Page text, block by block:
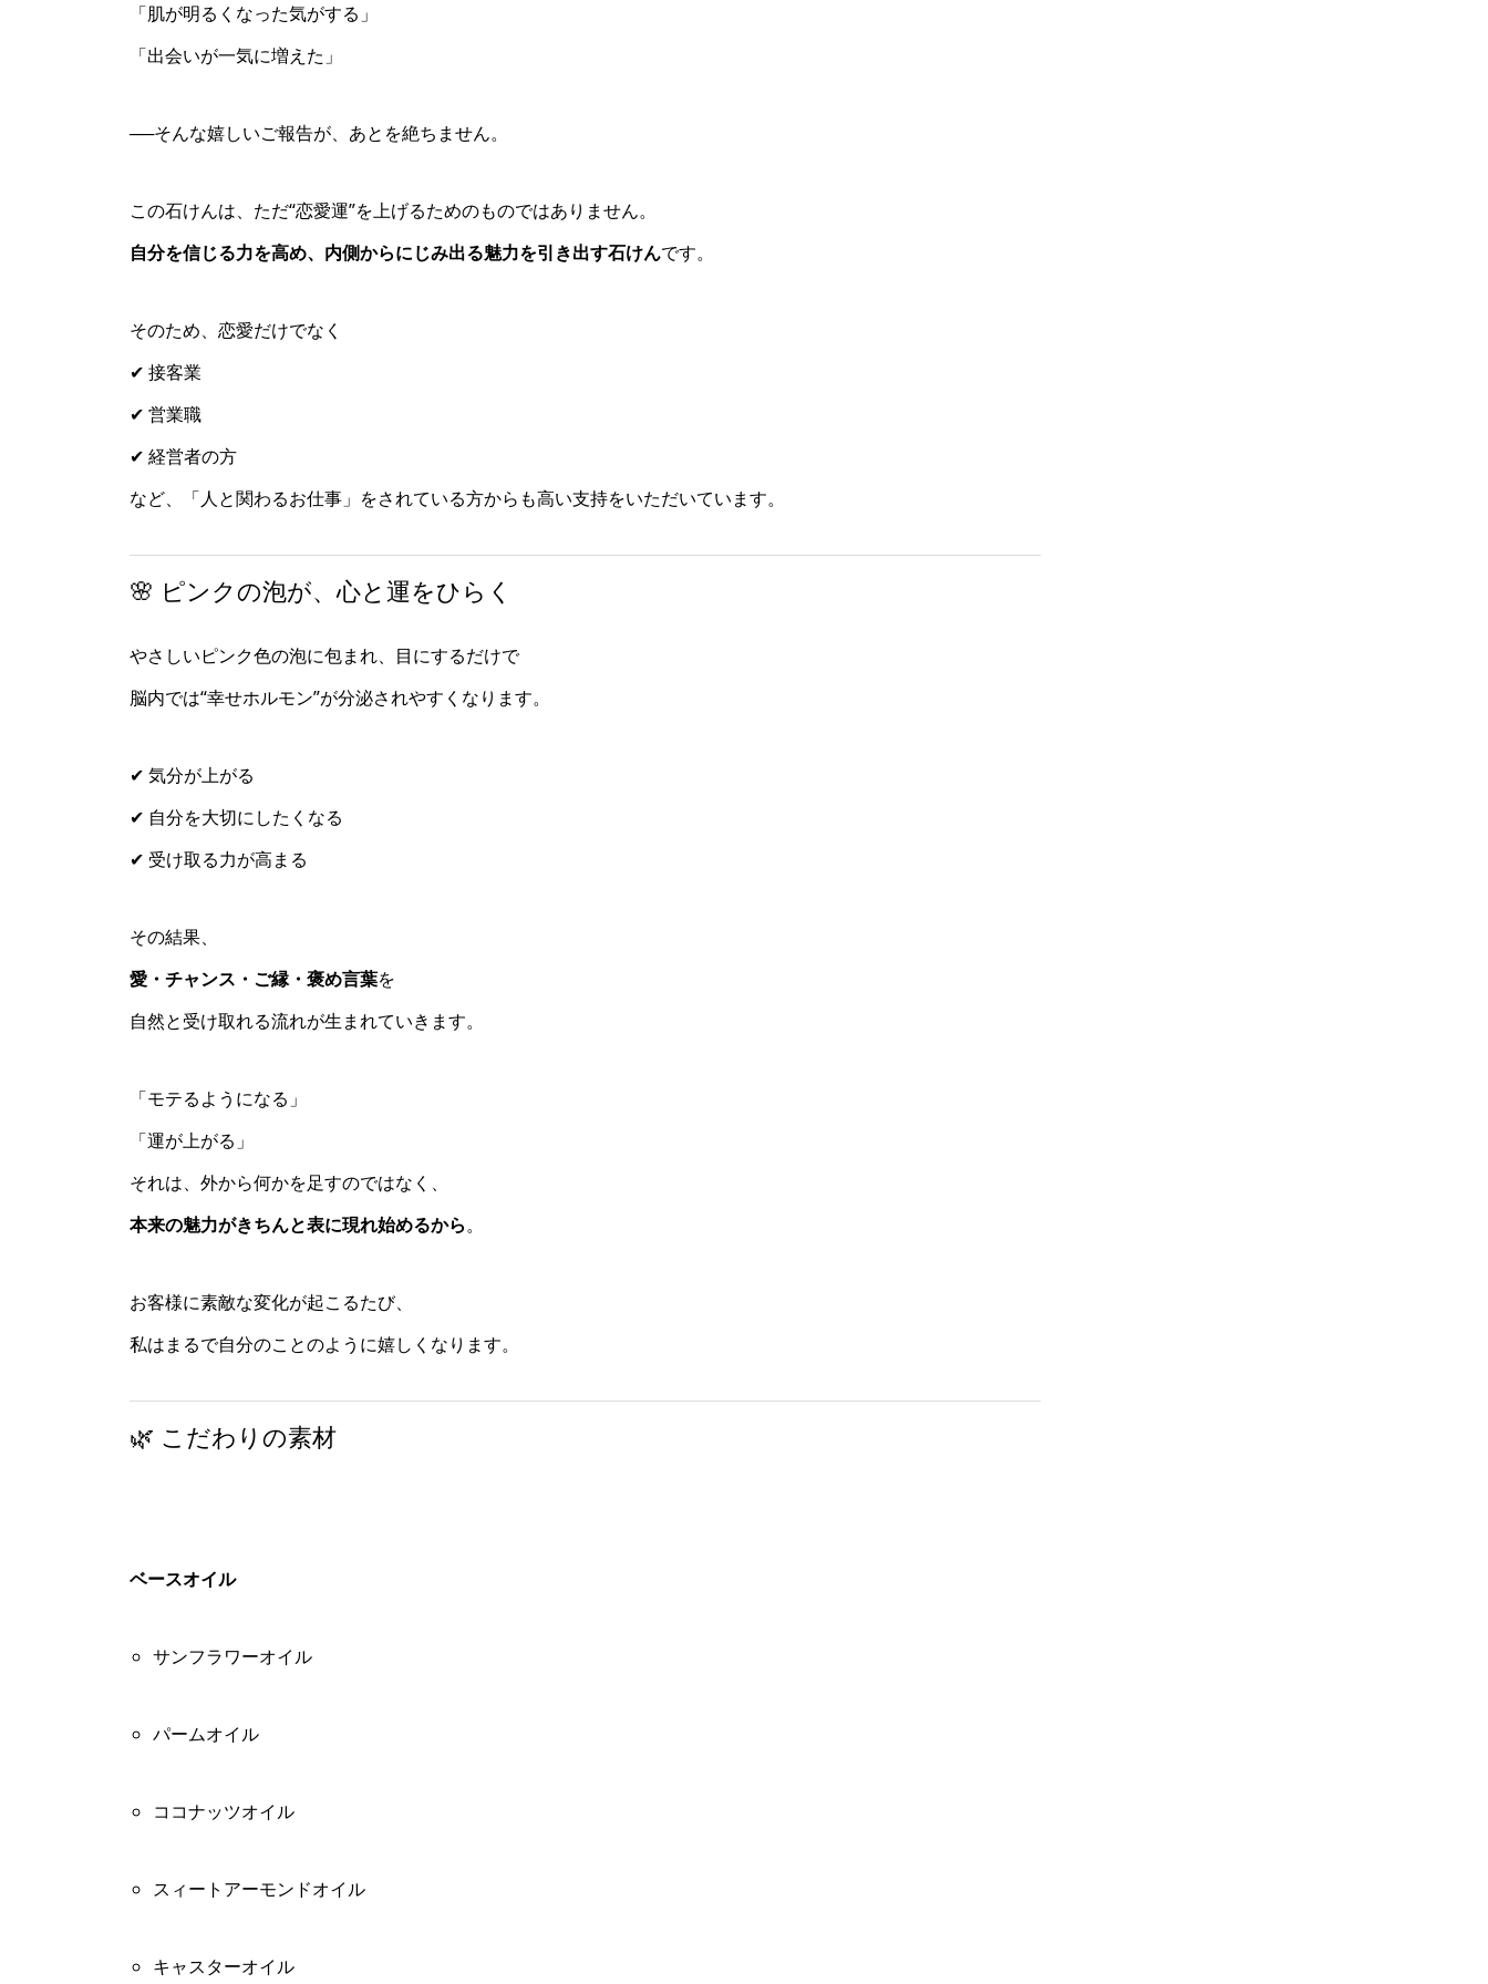
「肌が明るくなった気がする」
「出会いが一気に増えた」
──そんな嬉しいご報告が、あとを絶ちません。
この石けんは、ただ“恋愛運”を上げるためのものではありません。
自分を信じる力を高め、内側からにじみ出る魅力を引き出す石けんです。
そのため、恋愛だけでなく
✔ 接客業
✔ 営業職
✔ 経営者の方
など、「人と関わるお仕事」をされている方からも高い支持をいただいています。
🌸 ピンクの泡が、心と運をひらく
やさしいピンク色の泡に包まれ、目にするだけで
脳内では“幸せホルモン”が分泌されやすくなります。
✔ 気分が上がる
✔ 自分を大切にしたくなる
✔ 受け取る力が高まる
その結果、
愛・チャンス・ご縁・褒め言葉を
自然と受け取れる流れが生まれていきます。
「モテるようになる」
「運が上がる」
それは、外から何かを足すのではなく、
本来の魅力がきちんと表に現れ始めるから。
お客様に素敵な変化が起こるたび、
私はまるで自分のことのように嬉しくなります。
🌿 こだわりの素材
ベースオイル
サンフラワーオイル
パームオイル
ココナッツオイル
スィートアーモンドオイル
キャスターオイル